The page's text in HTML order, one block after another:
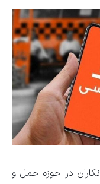
در حوزه حمل و